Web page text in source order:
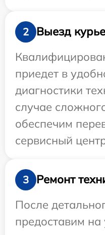
2
Выезд
приедет в
диагностики
случае
обеспечим
сервисный
3
Ремонт
После
предоставим